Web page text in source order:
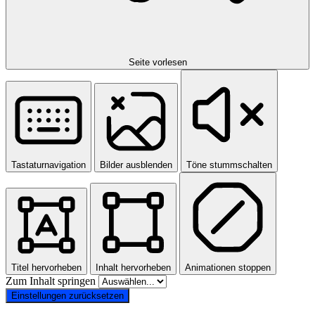
Seite vorlesen
Tastaturnavigation Bilder ausblenden Töne stummschalten
Titel hervorheben Inhalt hervorheben Animationen stoppen
Zum Inhalt springen
Einstellungen zurücksetzen